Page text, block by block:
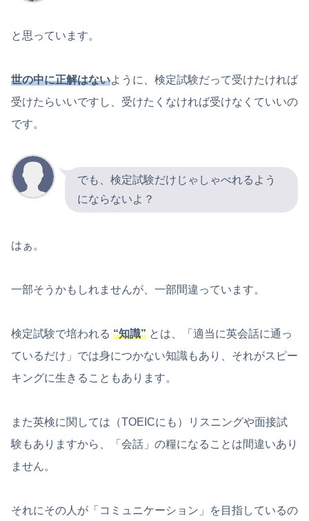
と思っています。
世の中に正解はないように、検定試験だって受けたければ
受けたらいいですし、受けたくなければ受けなくていいの
です。
でも、検定試験だけじゃしゃべれるよう
にならないよ？
はぁ。
一部そうかもしれませんが、一部間違っています。
検定試験で培われる “知識” とは、「適当に英会話に通っ
ているだけ」では身につかない知識もあり、それがスピー
キングに生きることもあります。
また英検に関しては（TOEICにも）リスニングや面接試
験もありますから、「会話」の糧になることは間違いあり
ません。
それにその人が「コミュニケーション」を目指しているの